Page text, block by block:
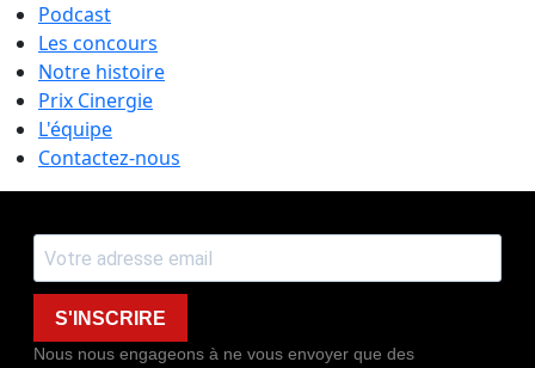
Podcast
Les concours
Notre histoire
Prix Cinergie
L'équipe
Contactez-nous
S'INSCRIRE
Nous nous engageons à ne vous envoyer que des